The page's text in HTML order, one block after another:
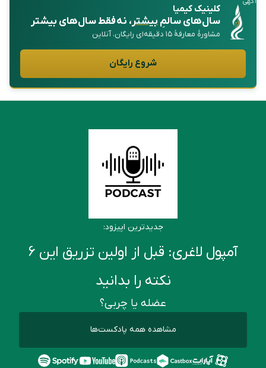
کلینیک کیمیا
سال‌های سالمِبیشتر، نه فقط سال‌های بیشتر
مشاورهٔ معارفهٔ ۱۵ دقیقه‌ای رایگان، آنلاین
شروع رایگان
جدیدترین اپیزود:
آمپول لاغری: قبل از اولین تزریق این ۶
نکته را بدانید
عضله یا چربی؟
مشاهده همه پادکست‌ها